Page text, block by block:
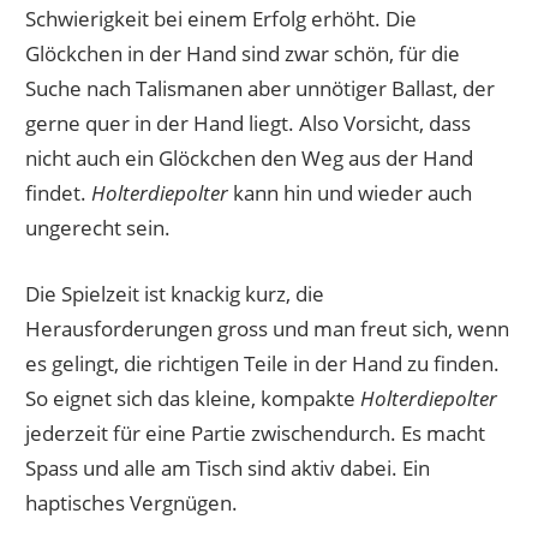
Schwierigkeit bei einem Erfolg erhöht. Die
Glöckchen in der Hand sind zwar schön, für die
Suche nach Talismanen aber unnötiger Ballast, der
gerne quer in der Hand liegt. Also Vorsicht, dass
nicht auch ein Glöckchen den Weg aus der Hand
findet.Holterdiepolterkann hin und wieder auch
ungerecht sein.
Die Spielzeit ist knackig kurz, die
Herausforderungen gross und man freut sich, wenn
es gelingt, die richtigen Teile in der Hand zu finden.
So eignet sich das kleine, kompakte Holterdiepolter
jederzeit für eine Partie zwischendurch. Es macht
Spass und alle am Tisch sind aktiv dabei. Ein
haptisches Vergnügen.